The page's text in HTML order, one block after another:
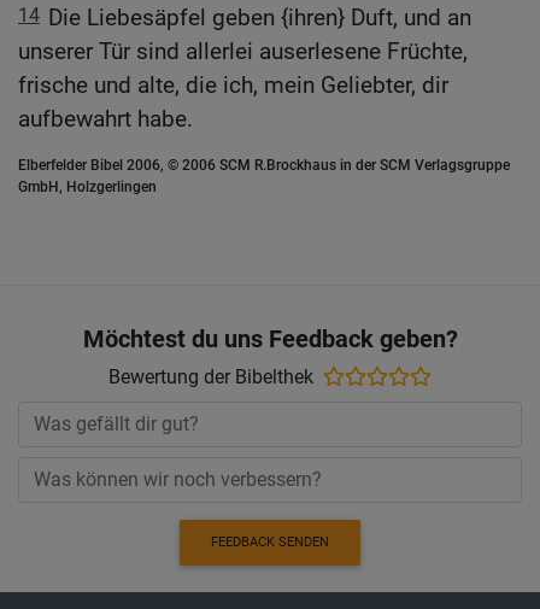
14 Die Liebesäpfel geben {ihren} Duft, und an
unserer Tür sind allerlei auserlesene Früchte,
frische und alte, die ich, mein Geliebter, dir
aufbewahrt habe.
Elberfelder Bibel 2006, © 2006 SCM R.Brockhaus in der SCM Verlagsgruppe
GmbH, Holzgerlingen
Möchtest du uns Feedback geben?
Bewertung der Bibelthek
FEEDBACK SENDEN